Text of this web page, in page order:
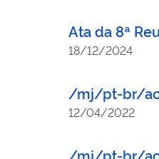
Ata da 8ª
18/12/2024
/mj/pt-br/
12/04/2022
/mj/pt-br/